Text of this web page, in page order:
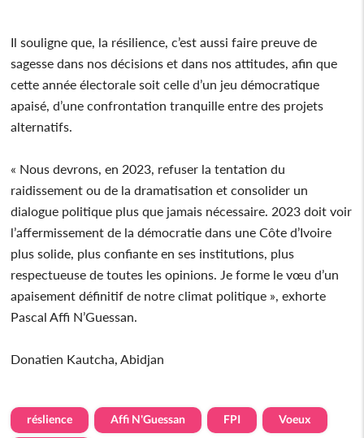
Il souligne que, la résilience, c’est aussi faire preuve de
sagesse dans nos décisions et dans nos attitudes, afin que
cette année électorale soit celle d’un jeu démocratique
apaisé, d’une confrontation tranquille entre des projets
alternatifs.
« Nous devrons, en 2023, refuser la tentation du
raidissement ou de la dramatisation et consolider un
dialogue politique plus que jamais nécessaire. 2023 doit voir
l’affermissement de la démocratie dans une Côte d’Ivoire
plus solide, plus confiante en ses institutions, plus
respectueuse de toutes les opinions. Je forme le vœu d’un
apaisement définitif de notre climat politique », exhorte
Pascal Affi N’Guessan.
Donatien Kautcha, Abidjan
réslience Affi N'Guessan FPI Voeux